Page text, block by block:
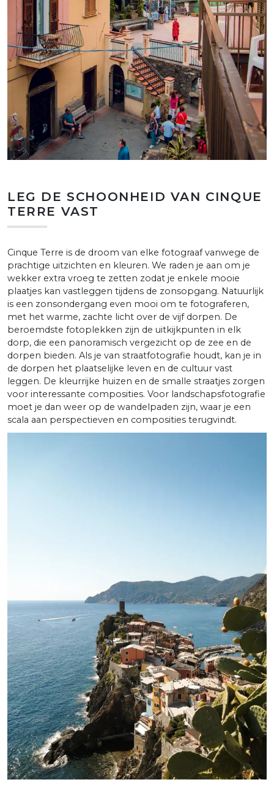
LEG DE SCHOONHEID VAN CINQUE
TERRE VAST
Cinque Terre is de droom van elke fotograaf vanwege de
prachtige uitzichten en kleuren. We raden je aan om je
wekker extra vroeg te zetten zodat je enkele mooie
plaatjes kan vastleggen tijdens de zonsopgang. Natuurlijk
is een zonsondergang even mooi om te fotograferen,
met het warme, zachte licht over de vijf dorpen. De
beroemdste fotoplekken zijn de uitkijkpunten in elk
dorp, die een panoramisch vergezicht op de zee en de
dorpen bieden. Als je van straatfotografie houdt, kan je in
de dorpen het plaatselijke leven en de cultuur vast
leggen. De kleurrijke huizen en de smalle straatjes zorgen
voor interessante composities. Voor landschapsfotografie
moet je dan weer op de wandelpaden zijn, waar je een
scala aan perspectieven en composities terugvindt.